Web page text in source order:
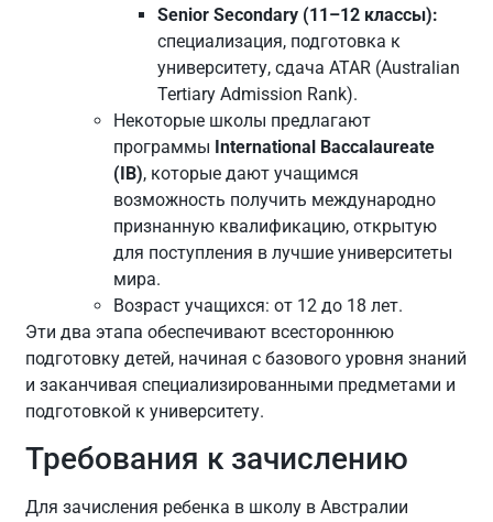
Senior Secondary (11–12 классы):
специализация, подготовка к
университету, сдача ATAR (Australian
Tertiary Admission Rank).
Некоторые школы предлагают
программы International Baccalaureate
(IB), которые дают учащимся
возможность получить международно
признанную квалификацию, открытую
для поступления в лучшие университеты
мира.
Возраст учащихся: от 12 до 18 лет.
Эти два этапа обеспечивают всестороннюю
подготовку детей, начиная с базового уровня знаний
и заканчивая специализированными предметами и
подготовкой к университету.
Требования к зачислению
Для зачисления ребенка в школу в Австралии